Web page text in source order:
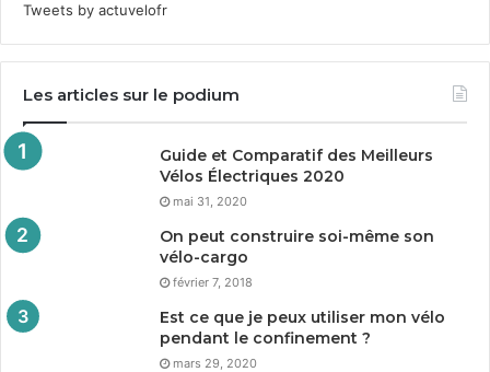
Tweets by actuvelofr
Les articles sur le podium
Guide et Comparatif des Meilleurs
Vélos Électriques 2020
mai 31, 2020
On peut construire soi-même son
vélo-cargo
février 7, 2018
Est ce que je peux utiliser mon vélo
pendant le confinement ?
mars 29, 2020